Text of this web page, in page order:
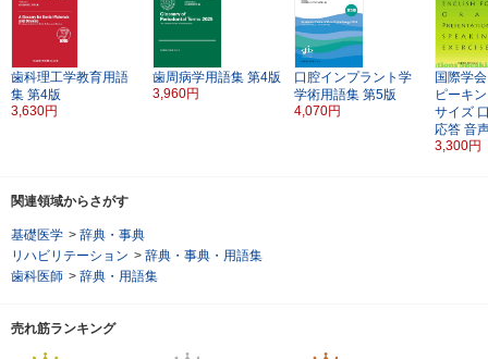
歯科理工学教育用語
集 第4版
3,630円
歯周病学用語集 第4版
3,960円
口腔インプラント学
学術用語集 第5版
4,070円
国際学
ピーキ
サイズ
応答 音
3,300円
関連領域からさがす
基礎医学 > 辞典・事典
リハビリテーション > 辞典・事典・用語集
歯科医師 > 辞典・用語集
売れ筋ランキング